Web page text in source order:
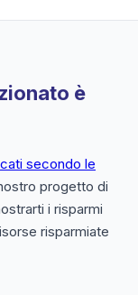
è
secondo le
progetto di
i risparmi
risparmiate